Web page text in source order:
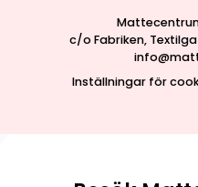
c/o Fabriken,
Inställningar för